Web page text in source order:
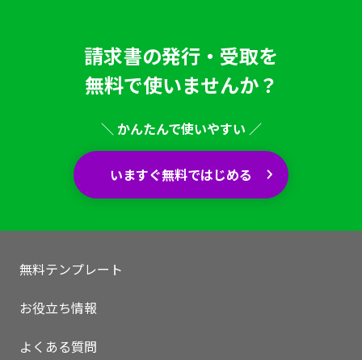
請求書の発行・受取を
無料で使いませんか？
＼ かんたんで使いやすい ／
いますぐ無料ではじめる
無料テンプレート
お役立ち情報
よくある質問